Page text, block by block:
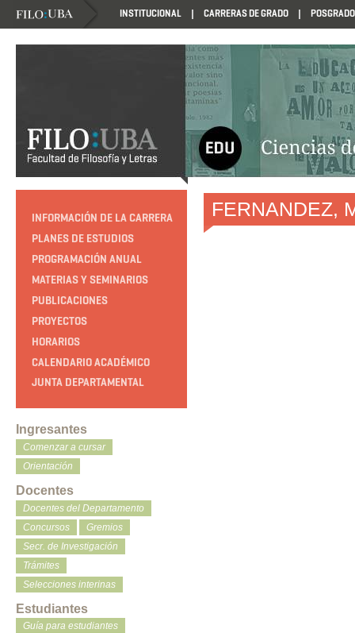
INSTITUCIONAL CARRERAS DE GRADO POSGRADO
HTTP://EDUCACION.FILO.UBA.AR/PROGRAMACION1985
INFORMACIÓN DE LA CARRERA
PLANES DE ESTUDIOS
PROGRAMACIÓN ANUAL
MATERIAS Y SEMINARIOS
PUBLICACIONES
PROYECTOS
HORARIOS
CALENDARIO ACADÉMICO
JUNTA DEPARTAMENTAL
Ingresantes
Comenzar a cursar
Orientación
Docentes
Docentes del Departamento
Concursos
Gremios
Secr. de Investigación
Trámites
Selecciones interinas
Estudiantes
Guía para estudiantes
FERNANDEZ,